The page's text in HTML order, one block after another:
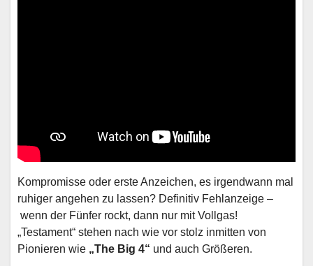
Kompromisse oder erste Anzeichen, es irgendwann mal
ruhiger angehen zu lassen? Definitiv Fehlanzeige –
wenn der Fünfer rockt, dann nur mit Vollgas!
„Testament“ stehen nach wie vor stolz inmitten von
Pionieren wie „The Big 4“ und auch Größeren.